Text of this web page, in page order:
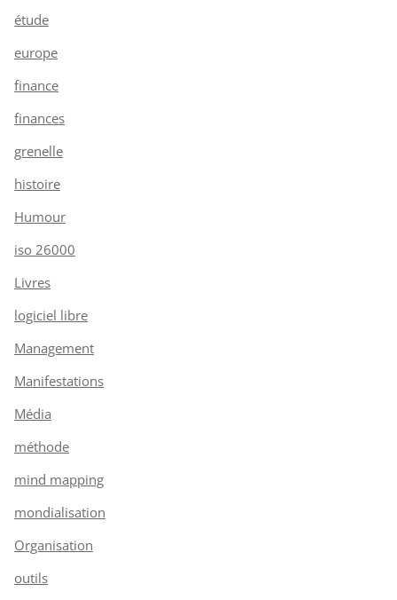
étude
europe
finance
finances
grenelle
histoire
Humour
iso 26000
Livres
logiciel libre
Management
Manifestations
Média
méthode
mind mapping
mondialisation
Organisation
outils